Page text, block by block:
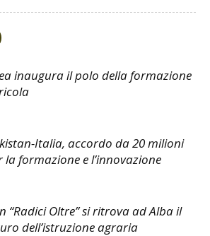
inaugura il polo della formazione
Italia, accordo da 20 milioni
la formazione e l’innovazione
“Radici Oltre” si ritrova ad Alba il
dell’istruzione agraria